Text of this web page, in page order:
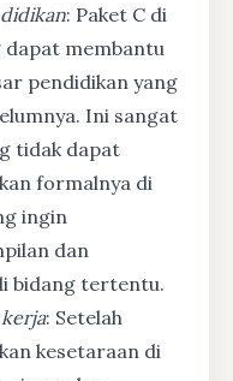
: Paket C di
dapat membantu
pendidikan yang
Ini sangat
tidak dapat
formalnya di
ingin
dan
bidang tertentu.
: Setelah
kesetaraan di